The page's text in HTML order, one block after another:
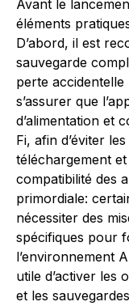
Avant le
éléments
D’abord, il est
sauvegarde
perte
s’assurer que
d’alimentation et
Fi, afin d’éviter
téléchargement
compatibilité des
primordiale:
nécessiter des
spécifiques pour
l’environnement
utile d’activer les
et les